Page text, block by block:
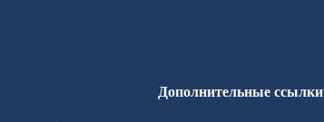
Дополнительные ссылки